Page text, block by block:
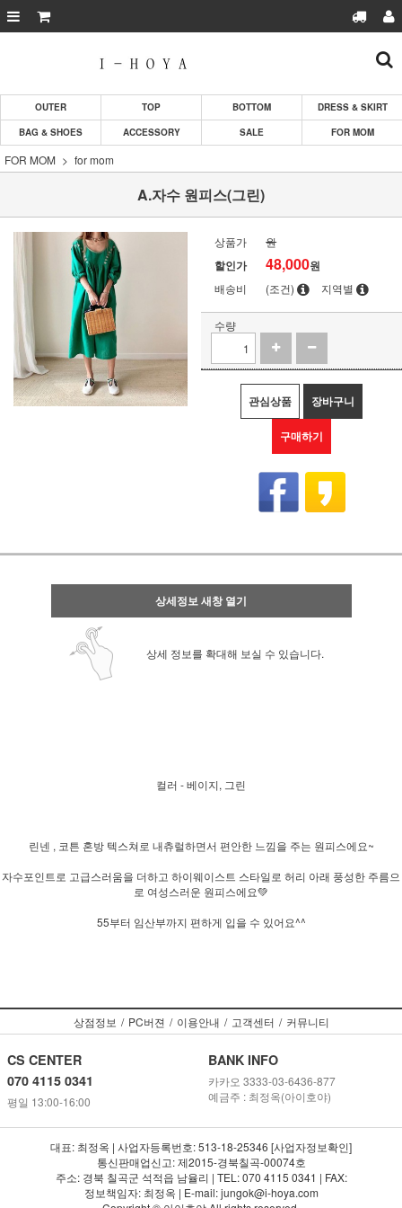
OUTER TOP BOTTOM
DRESS & SKIRT
BAG & SHOES
ACCESSORY SALE FOR MOM
FOR MOM for mom
A.자수 원피스(그린)
상품가 원
할인가 48,000원
배송비 (조건) 지역별
수량
관심상품 장바구니
구매하기
상세정보 새창 열기
상세 정보를 확대해 보실 수 있습니다.
컬러 - 베이지, 그린
린넨 , 코튼 혼방 텍스쳐로 내츄럴하면서 편안한 느낌을 주는 원피스에요~
자수포인트로 고급스러움을 더하고 하이웨이스트 스타일로 허리 아래 풍성한 주름으
로 여성스러운 원피스에요💚
55부터 임산부까지 편하게 입을 수 있어요^^
상점정보 / PC버젼 / 이용안내 / 고객센터 / 커뮤니티
CS CENTER
070 4115 0341
평일 13:00-16:00
BANK INFO
카카오 3333-03-6436-877
예금주 : 최정옥(아이호야)
대표: 최정옥 | 사업자등록번호: 513-18-25346 [사업자정보확인]
통신판매업신고: 제2015-경북칠곡-00074호
주소: 경북 칠곡군 석적읍 남율리 | TEL: 070 4115 0341 | FAX:
정보책임자: 최정옥 | E-mail: jungok@i-hoya.com